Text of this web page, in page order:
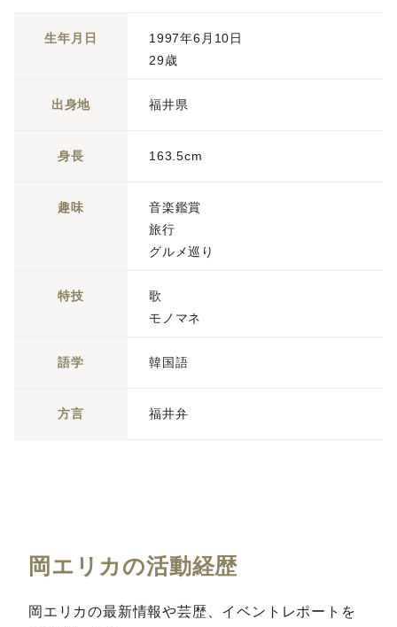
生年月日
1997年6月10日
29歳
出身地 福井県
身長 163.5cm
趣味
音楽鑑賞
旅行
グルメ巡り
特技
歌
モノマネ
語学 韓国語
方言 福井弁
岡エリカの活動経歴
岡エリカの最新情報や芸歴、イベントレポートを